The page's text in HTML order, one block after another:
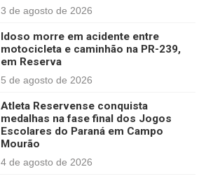
3 de agosto de 2026
Idoso morre em acidente entre
motocicleta e caminhão na PR-239,
em Reserva
5 de agosto de 2026
Atleta Reservense conquista
medalhas na fase final dos Jogos
Escolares do Paraná em Campo
Mourão
4 de agosto de 2026